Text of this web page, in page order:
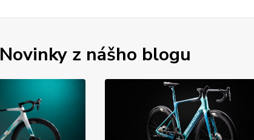
Novinky z nášho blogu